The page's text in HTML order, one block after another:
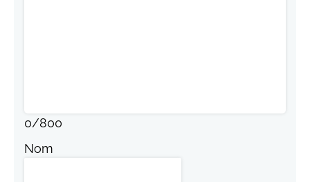
0/800
Nom